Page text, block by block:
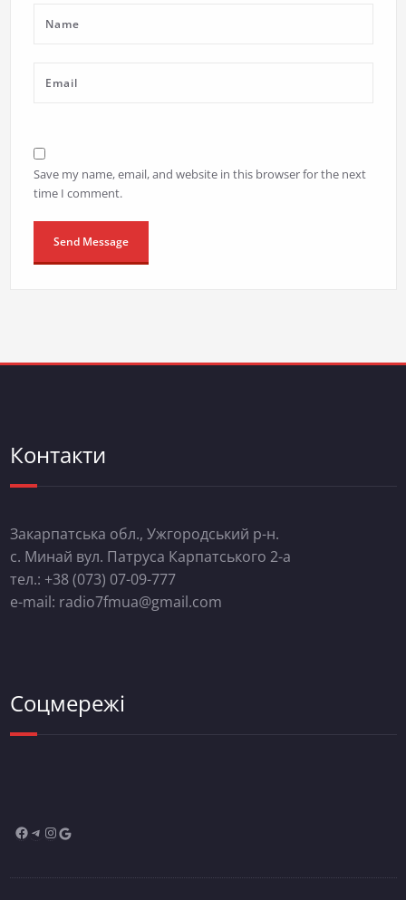
Save my name, email, and website in this browser for the next
time I comment.
Контакти
Закарпатська обл., Ужгородський р-н.
с. Минай вул. Патруса Карпатського 2-а
тел.: +38 (073) 07-09-777
e-mail: radio7fmua@gmail.com
Соцмережі